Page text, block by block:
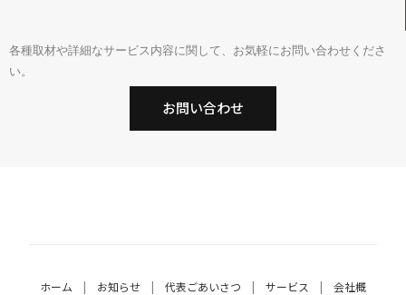
各種取材や詳細なサービス内容に関して、お気軽にお問い合わせくださ
い。
お問い合わせ
ホーム | お知らせ | 代表ごあいさつ | サービス | 会社概